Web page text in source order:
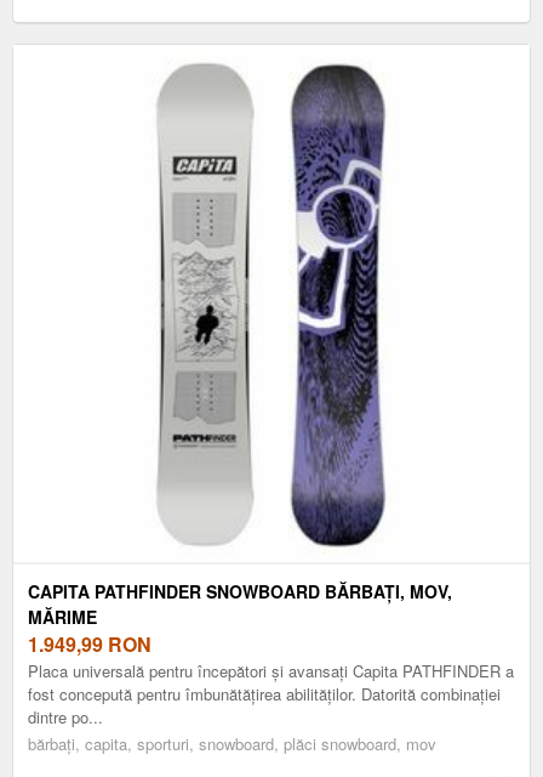
CAPITA PATHFINDER SNOWBOARD BĂRBAȚI, MOV,
MĂRIME
1.949,99 RON
Placa universală pentru începători și avansați Capita PATHFINDER a
fost concepută pentru îmbunătățirea abilităților. Datorită combinației
dintre po...
bărbați, capita, sporturi, snowboard, plăci snowboard, mov